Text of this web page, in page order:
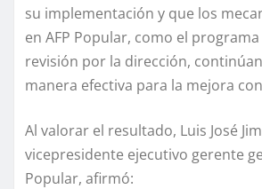
su implementación y que los
en AFP Popular, como el
revisión por la dirección,
manera efectiva para la mejora
Al valorar el resultado, Luis José
vicepresidente ejecutivo gerente
Popular, afirmó: